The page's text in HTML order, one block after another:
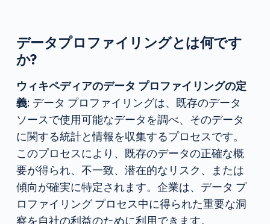
データプロファイリングとは何です
か?
ウィキペディアのデータ プロファイリングの定
義: データ プロファイリングは、既存のデータ
ソースで使用可能なデータを調べ、そのデータ
に関する統計と情報を収集するプロセスです。
このプロセスにより、既存のデータの正確な概
要が得られ、不一致、潜在的なリスク、または
傾向が確実に特定されます。企業は、データ プ
ロファイリング プロセス中に得られた重要な洞
察を自社の利益のために利用できます。